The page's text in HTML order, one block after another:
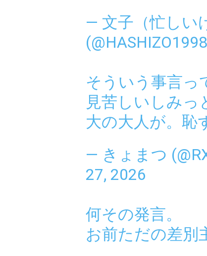
— 文子（忙しい
そういう事言っ
見苦しいしみっ
大の大人が。恥
— きょまつ
27, 2026
何その発言。
お前ただの差別